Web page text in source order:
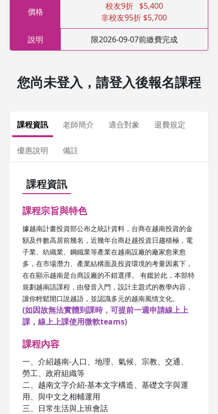
價格
校友9折 $5,400
非校友95折 $5,700
說明 限2026-09-07前繳費完成
您尚未登入，請登入後報名課程
課程資訊 老師簡介 適合對象 退費規定
優惠說明 備註
課程資訊
課程宗旨與特色
據越南計畫投資部公布之統計資料，台商在越南投資的金
額及件數高居前幾名，近幾年台商赴越投資日趨積極，電
子業、紡織業、鋼鐵業等產業在越南設廠的廠家愈來愈
多，在市場潛力、產業結構面及投資環境的考量因素下，
在在顯示越南是台商設廠的不錯選擇。 有鑑於此，本部特
規劃越南語課程，由發音入門，設計主題式的教學內容，
讓你輕鬆開口說越語，並認識多元的越南風情文化。
(如因故無法實體到課時，可提前一週申請線上上
課，線上上課使用微軟teams)
課程內容
一、介紹越南-人口、地理、氣候、宗教、交通、
勞工、政府組織等
二、越南文字介紹-基本文字構造、基礎文字與運
用、與中文之相輔運用
三、日常生活與上班會話